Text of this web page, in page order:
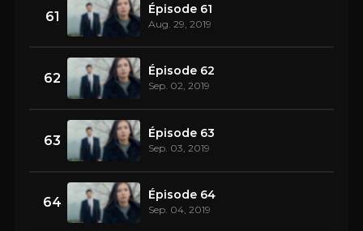
61 Épisode 61
Aug. 29, 2019
62 Épisode 62
Sep. 02, 2019
63 Épisode 63
Sep. 03, 2019
64 Épisode 64
Sep. 04, 2019